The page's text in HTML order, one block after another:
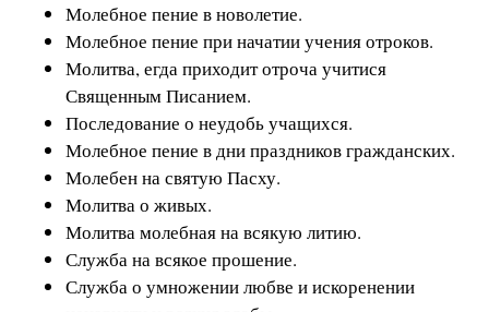
Молебное пение в новолетие.
Молебное пение при начатии учения отроков.
Молитва, егда приходит отроча учитися
Священным Писанием.
Последование о неудобь учащихся.
Молебное пение в дни праздников гражданских.
Молебен на святую Пасху.
Молитва о живых.
Молитва молебная на всякую литию.
Служба на всякое прошение.
Служба о умножении любве и искоренении